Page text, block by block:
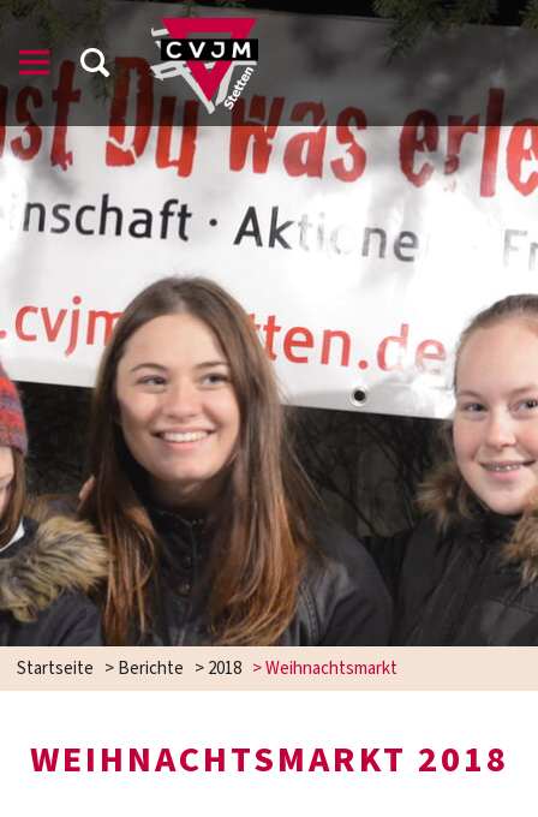
Startseite >Berichte >2018 >Weihnachtsmarkt
WEIHNACHTSMARKT 2018